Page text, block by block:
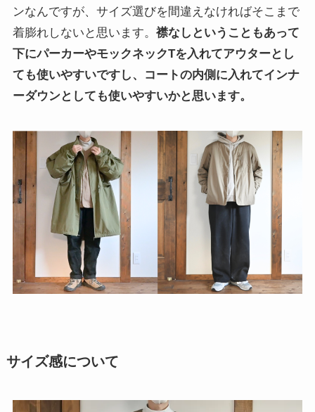
ンなんですが、サイズ選びを間違えなければそこまで
着膨れしないと思います。 襟なしということもあって
下にパーカーやモックネックTを入れてアウターとし
ても使いやすいですし、コートの内側に入れてインナ
ーダウンとしても使いやすいかと思います。
サイズ感について